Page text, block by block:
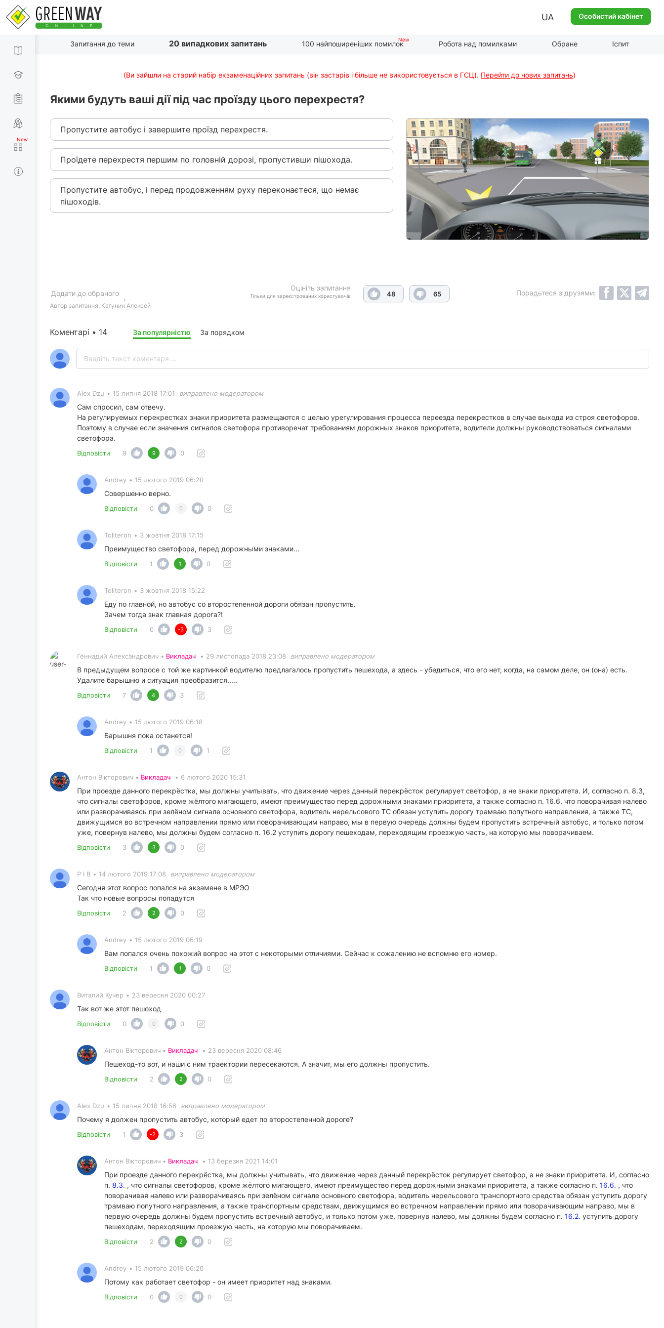
UA Особистий кабінет
Запитання до теми 20 випадкових запитань 100 найпоширеніших помилок Робота над помилками Обране Іспит
(Ви зайшли на старий набір екзаменаційних запитань (він застарів і більше не використовується в ГСЦ). Перейти до нових запитань)
Якими будуть ваші дії під час проїзду цього перехрестя?
Пропустите автобус і завершите проїзд перехрестя.
Проїдете перехрестя першим по головній дорозі, пропустивши пішохода.
Пропустите автобус, і перед продовженням руху переконаєтеся, що немає
пішоходів.
Автор запитання: Катунин Алексей
Оцініть запитання
Тільки для зареєстрованих користувачів 48 65
Додати до обраного Порадьтеся з друзями:
Коментарі • 14 За популярністю За порядком
Alex Dzu • 15 липня 2018 17:01 виправлено модератором
Сам спросил, сам отвечу.
На регулируемых перекрестках знаки приоритета размещаются с целью урегулирования процесса переезда перекрестков в случае выхода из строя светофоров.
Поэтому в случае если значения сигналов светофора противоречат требованиям дорожных знаков приоритета, водители должны руководствоваться сигналами
светофора.
Відповісти 9 9 0
Andrey • 15 лютого 2019 06:20
Совершенно верно.
Відповісти 0 0 0
Toliteron • 3 жовтня 2018 17:15
Преимущество светофора, перед дорожными знаками...
Відповісти 1 1 0
Toliteron • 3 жовтня 2018 15:22
Еду по главной, но автобус со второстепенной дороги обязан пропустить.
Зачем тогда знак главная дорога?!
Відповісти 0 -3 3
Геннадий Александрович • Викладач • 29 листопада 2018 23:08 виправлено модератором
В предыдущем вопросе с той же картинкой водителю предлагалось пропустить пешехода, а здесь - убедиться, что его нет, когда, на самом деле, он (она) есть.
Удалите барышню и ситуация преобразится.....
Відповісти 7 4 3
Andrey • 15 лютого 2019 06:18
Барышня пока останется!
Відповісти 1 0 1
Антон Вікторович • Викладач • 6 лютого 2020 15:31
При проезде данного перекрёстка, мы должны учитывать, что движение через данный перекрёсток регулирует светофор, а не знаки приоритета. И, согласно п. 8.3,
что сигналы светофоров, кроме жёлтого мигающего, имеют преимущество перед дорожными знаками приоритета, а также согласно п. 16.6, что поворачивая налево
или разворачиваясь при зелёном сигнале основного светофора, водитель нерельсового ТС обязан уступить дорогу трамваю попутного направления, а также ТС,
движущимся во встречном направлении прямо или поворачивающим направо, мы в первую очередь должны будем пропустить встречный автобус, и только потом
уже, повернув налево, мы должны будем согласно п. 16.2 уступить дорогу пешеходам, переходящим проезжую часть, на которую мы поворачиваем.
Відповісти 3 3 0
P I B • 14 лютого 2019 17:08 виправлено модератором
Сегодня этот вопрос попался на экзамене в МРЭО
Так что новые вопросы попадутся
Відповісти 2 2 0
Andrey • 15 лютого 2019 06:19
Вам попался очень похожий вопрос на этот с некоторыми отличиями. Сейчас к сожалению не вспомню его номер.
Відповісти 1 1 0
Виталий Кучер • 23 вересня 2020 00:27
Так вот же этот пешоход
Відповісти 0 0 0
Антон Вікторович • Викладач • 23 вересня 2020 08:46
Пешеход-то вот, и наши с ним траектории пересекаются. А значит, мы его должны пропустить.
Відповісти 2 2 0
Alex Dzu • 15 липня 2018 16:56 виправлено модератором
Почему я должен пропустить автобус, который едет по второстепенной дороге?
Відповісти 1 -2 3
Антон Вікторович • Викладач • 13 березня 2021 14:01
При проезде данного перекрёстка, мы должны учитывать, что движение через данный перекрёсток регулирует светофор, а не знаки приоритета. И, согласно
п. 8.3. , что сигналы светофоров, кроме жёлтого мигающего, имеют преимущество перед дорожными знаками приоритета, а также согласно п. 16.6. , что
поворачивая налево или разворачиваясь при зелёном сигнале основного светофора, водитель нерельсового транспортного средства обязан уступить дорогу
трамваю попутного направления, а также транспортным средствам, движущимся во встречном направлении прямо или поворачивающим направо, мы в
первую очередь должны будем пропустить встречный автобус, и только потом уже, повернув налево, мы должны будем согласно п. 16.2. уступить дорогу
пешеходам, переходящим проезжую часть, на которую мы поворачиваем.
Відповісти 2 2 0
Andrey • 15 лютого 2019 06:20
Потому как работает светофор - он имеет приоритет над знаками.
Відповісти 0 0 0